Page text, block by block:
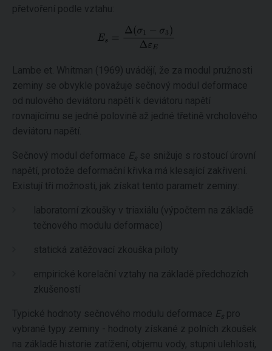
přetvoření podle vztahu:
Lambe et. Whitman (1969) uvádějí, že za modul pružnosti
zeminy se obvykle považuje sečnový modul deformace
od nulového deviátoru napětí k deviátoru napětí
rovnajícímu se jedné polovině až jedné třetině vrcholového
deviátoru napětí.
Sečnový modul deformace E s se snižuje s rostoucí úrovní
napětí, protože deformační křivka má klesající zakřivení.
Existují tři možnosti, jak získat tento parametr zeminy:
laboratorní zkoušky v triaxiálu (výpočtem na základě
tečnového modulu deformace)
statická zatěžovací zkouška piloty
empirické korelační vztahy na základě předchozích
zkušeností
Typické hodnoty sečnového modulu deformace E s pro
vybrané typy zeminy - hodnoty získané z polních zkoušek
na základě historie zatížení, objemu vody, stupni ulehlosti,